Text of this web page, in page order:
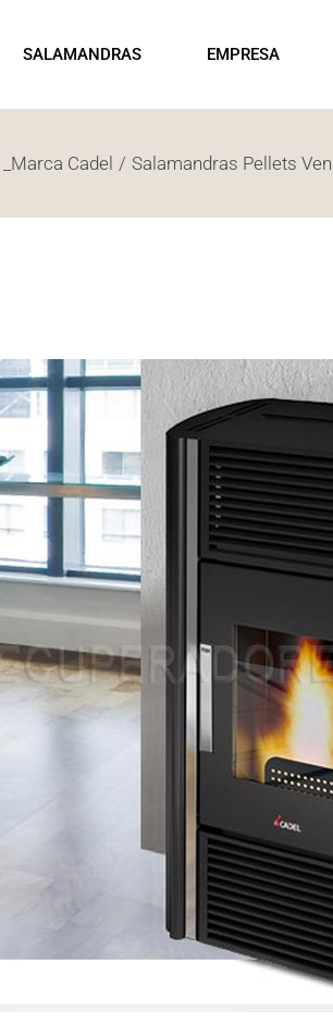
SALAMANDRAS
SALAMANDRAS
EMPRESA
SHOWROOM
SALAMANDRAS
SHOWROOM
_Marca Cadel Salamandras Pellets